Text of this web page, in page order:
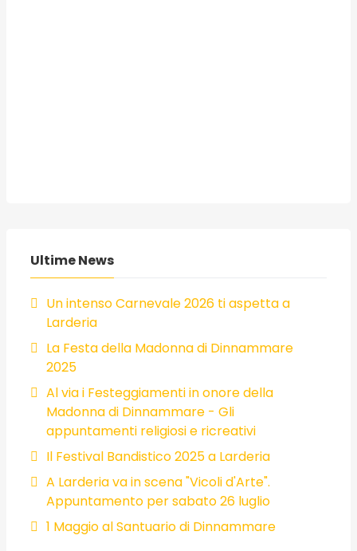
Ultime News
Un intenso Carnevale 2026 ti aspetta a
Larderia
La Festa della Madonna di Dinnammare
2025
Al via i Festeggiamenti in onore della
Madonna di Dinnammare - Gli
appuntamenti religiosi e ricreativi
Il Festival Bandistico 2025 a Larderia
A Larderia va in scena "Vicoli d'Arte".
Appuntamento per sabato 26 luglio
1 Maggio al Santuario di Dinnammare